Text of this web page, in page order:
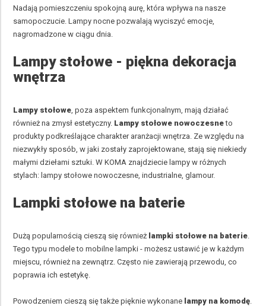
Nadają pomieszczeniu spokojną aurę, która wpływa na nasze
samopoczucie. Lampy nocne pozwalają wyciszyć emocje,
nagromadzone w ciągu dnia.
Lampy stołowe - piękna dekoracja
wnętrza
Lampy stołowe , poza aspektem funkcjonalnym, mają działać
również na zmysł estetyczny. Lampy stołowe nowoczesneto
produkty podkreślające charakter aranżacji wnętrza. Ze względu na
niezwykły sposób, w jaki zostały zaprojektowane, stają się niekiedy
małymi dziełami sztuki. W KOMA znajdziecie lampy w różnych
stylach: lampy stołowe nowoczesne ,industrialne ,glamour.
Lampki stołowe na baterie
Dużą popularnością cieszą się również lampki stołowe na baterie
Tego typu modele to mobilne lampki - możesz ustawić je w każdym
miejscu, również na zewnątrz. Często nie zawierają przewodu, co
poprawia ich estetykę.
Powodzeniem cieszą się także pięknie wykonane lampy na komodę